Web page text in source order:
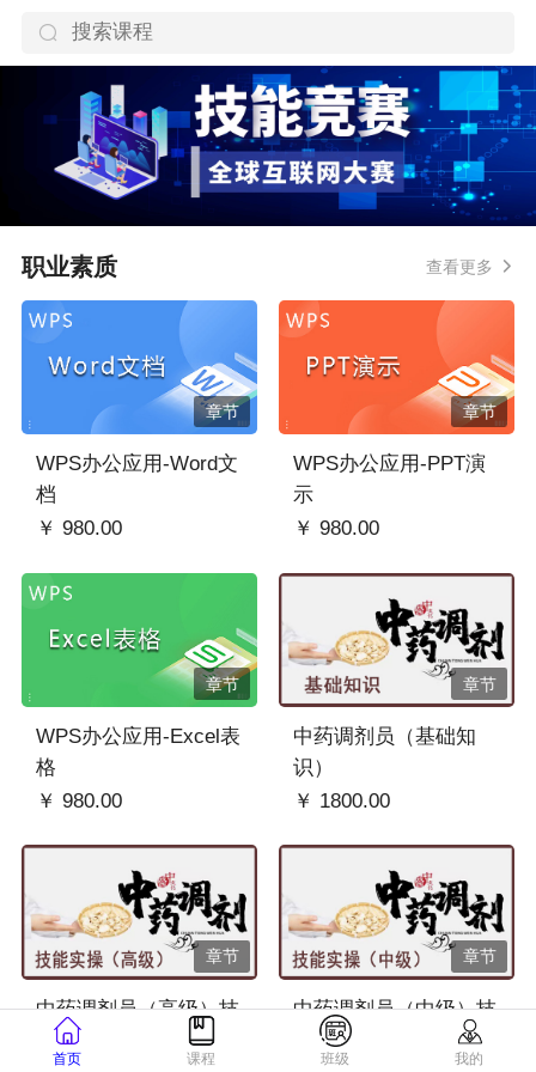
职业素质 查看更多
章节
WPS办公应用-Word文
档
￥ 980.00
章节
WPS办公应用-PPT演
示
￥ 980.00
章节
WPS办公应用-Excel表
格
￥ 980.00
章节
中药调剂员（基础知
识）
￥ 1800.00
章节
中药调剂员（高级）技
能实操
章节
中药调剂员（中级）技
能实操
首页 课程 班级 我的